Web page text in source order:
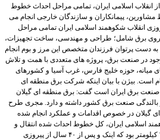
انقلاب اسلامی ایران، تمامی مراحل احداث خطوط
مشاورین، پیمانکاران و سازندگان خارجی انجام می
انقلاب شکوهمند اسلامی ایران تمامی مراحل
برق شامل؛ طراحی و مهندسی، ساخت تجهیزات،
به دست پرتوان فرزندان متخصص این مرز و بوم انجام
در صنعت برق، پروژه های متعددی با همت و تلاش
میانه، حوزه خلیج فارس، غرب آسیا و کشورهای
است. بیژن با بیان اینکه شرکت برق منطقه ای
برق ایران است گفت: برق منطقه ای گیلان
صنعت برق کشور داشته و دارد. مجری طرح
در خصوص اقدامات و عملکرد انجام شده
اسلامی ایران، کل خطوط احداث شده انتقال و
فوق توزیع در استان گیلان حدود ۷۲۲ کیلومتر بود که اینک و پس از ۴۰ سال از پیروزی